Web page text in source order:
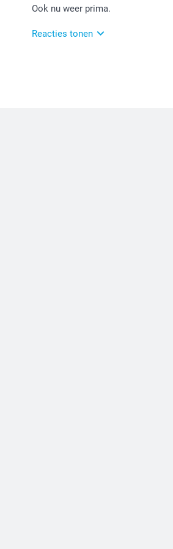
Ook nu weer prima.
Reacties tonen
Heel veel plezier van je